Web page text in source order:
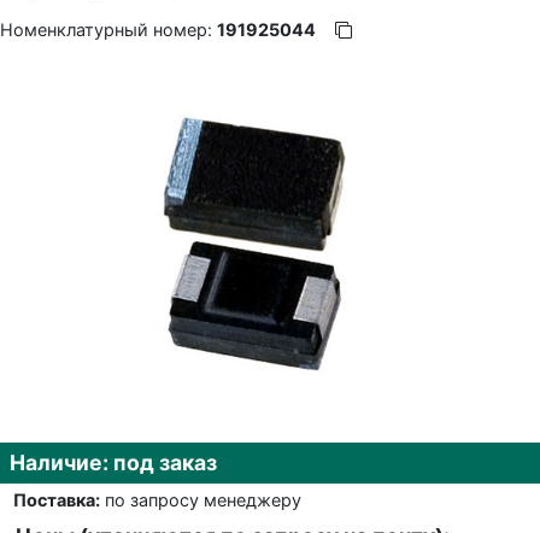
Номенклатурный номер: 191925044
Наличие: под заказ
Поставка:по запросу менеджеру